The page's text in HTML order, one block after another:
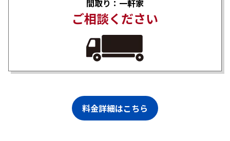
間取り：一軒家
ご相談ください
料金詳細はこちら